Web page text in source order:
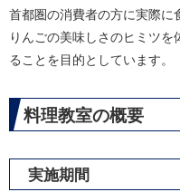
首都圏の消費者の方に実際に
りんごの美味しさのヒミツ
ることを目的としています。
料理教室の概要
実施期間